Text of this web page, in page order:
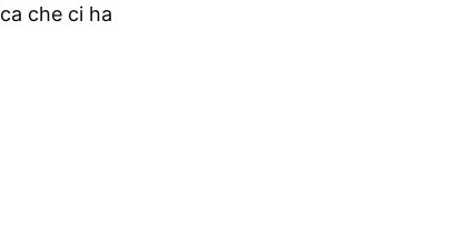
che ci ha